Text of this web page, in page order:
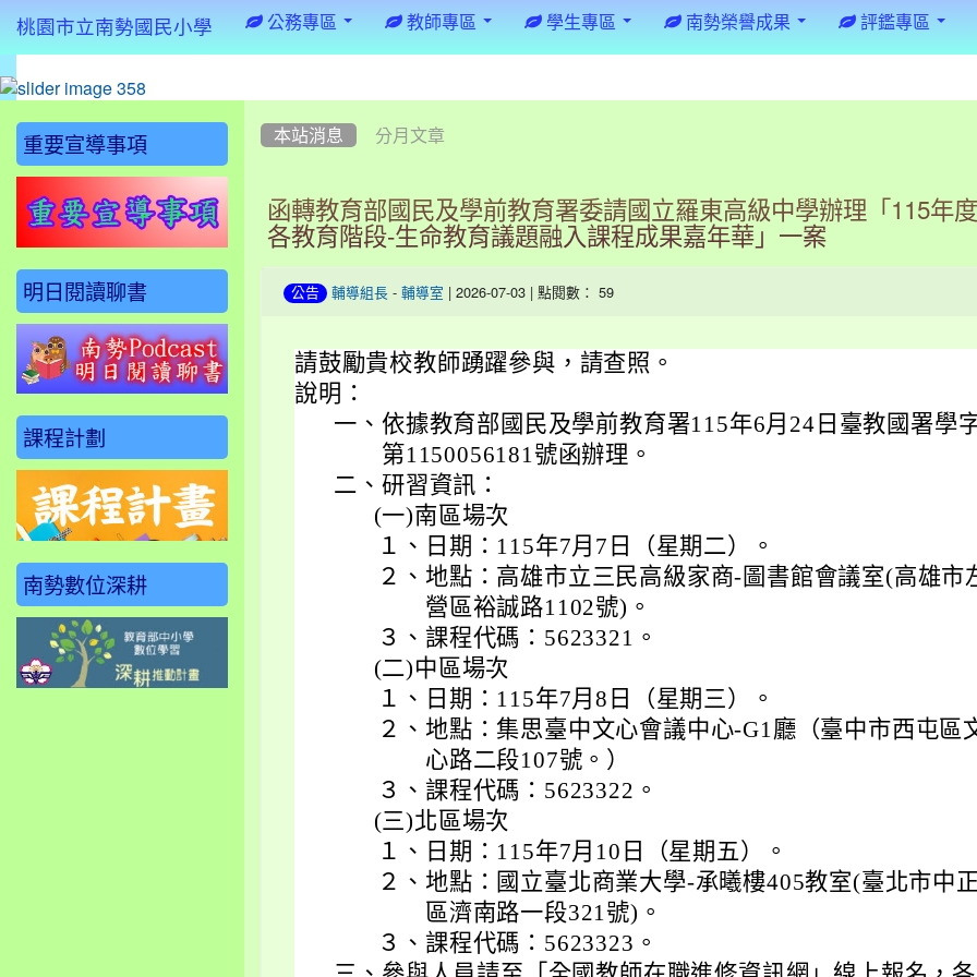
桃園市立南勢國民小學 公務專區 教師專區 學生專區 南勢榮譽成果 評鑑專區
本站消息 分月文章
函轉教育部國民及學前教育署委請國立羅東高級中學辦理「115年
各教育階段-生命教育議題融入課程成果嘉年華」一案
公告 輔導組長 - 輔導室 | 2026-07-03 | 點閱數： 59
請鼓勵貴校教師踴躍參與，請查照。
說明：
一、 依據教育部國民及學前教育署115年6月24日臺教國署學
第1150056181號函辦理。
二、 研習資訊：
(一)南區場次
１、 日期：115年7月7日（星期二）。
２、 地點：高雄市立三民高級家商-圖書館會議室(高雄市
營區裕誠路1102號)。
３、 課程代碼：5623321。
(二)中區場次
１、 日期：115年7月8日（星期三）。
２、 地點：集思臺中文心會議中心-G1廳（臺中市西屯區
心路二段107號。）
３、 課程代碼：5623322。
(三)北區場次
１、 日期：115年7月10日（星期五）。
２、 地點：國立臺北商業大學-承曦樓405教室(臺北市中正
區濟南路一段321號)。
３、 課程代碼：5623323。
::: 重要宣導事項
明日閱讀聊書
課程計劃
南勢數位深耕